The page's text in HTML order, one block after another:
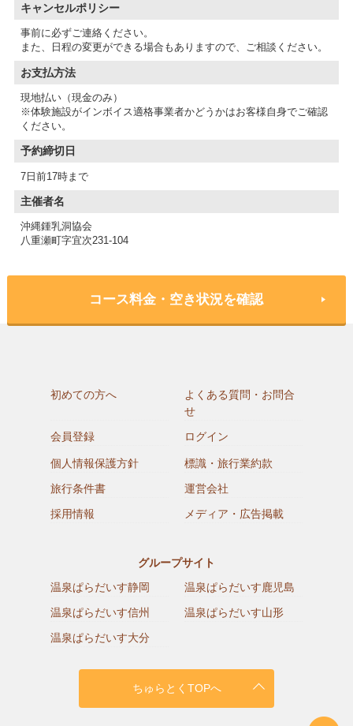
キャンセルポリシー
事前に必ずご連絡ください。
また、日程の変更ができる場合もありますので、ご相談ください。
お支払方法
現地払い（現金のみ）
※体験施設がインボイス適格事業者かどうかはお客様自身でご確認
予約締切日
7日前17時まで
主催者名
沖縄鍾乳洞協会
八重瀬町字宜次231-104
コース料金・空き状況を確認
初めての方へ
よくある質問・お問合
せ
会員登録
ログイン
個人情報保護方針
標識・旅行業約款
旅行条件書
運営会社
採用情報
メディア・広告掲載
グループサイト
温泉ぱらだいす静岡
温泉ぱらだいす鹿児島
温泉ぱらだいす信州
温泉ぱらだいす山形
温泉ぱらだいす大分
ちゅらとくTOPへ